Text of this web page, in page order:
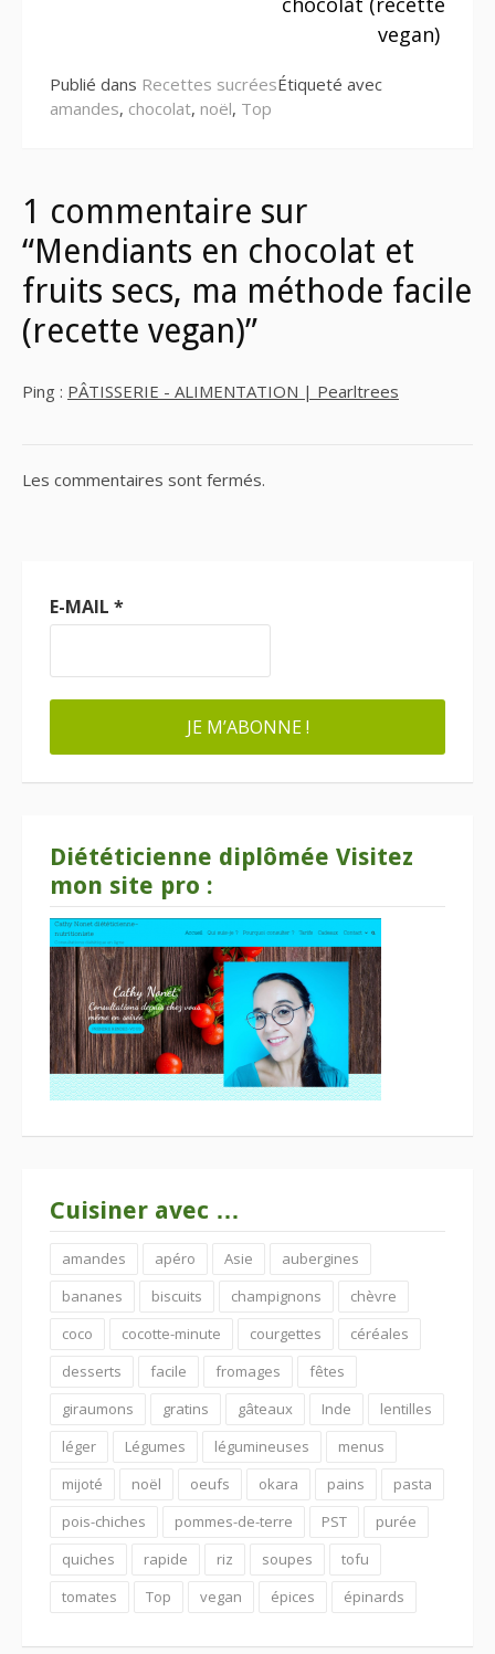
vegan)
Publié dans Recettes sucréesÉtiqueté avec
amandes, chocolat, noël, Top
1 commentaire sur
“Mendiants en chocolat et
fruits secs, ma méthode facile
(recette vegan)”
Ping : PÂTISSERIE - ALIMENTATION | Pearltrees
Les commentaires sont fermés.
E-MAIL *
Diététicienne diplômée Visitez
mon site pro :
Cuisiner avec …
amandes apéro Asie
aubergines
bananes
biscuits champignons
chèvre
coco
cocotte-minute courgettes
céréales
desserts
facile fromages
fêtes
giraumons
gratins gâteaux Inde
lentilles
léger
Légumes légumineuses
menus
mijoté
noël oeufs okara pains
pasta
pois-chiches
pommes-de-terre PST
purée
quiches
rapide riz soupes
tofu
tomates
Top vegan épices épinards